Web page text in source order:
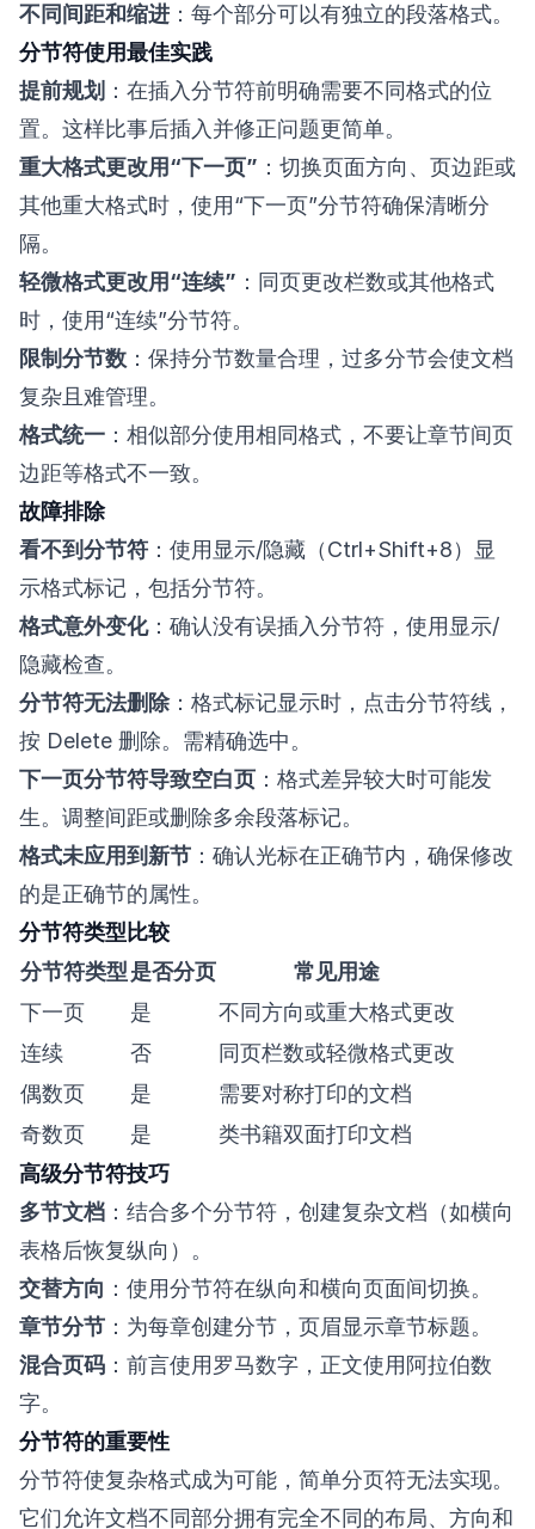
不同间距和缩进 ：每个部分可以有独立的段落格式。
分节符使用最佳实践
提前规划 ：在插入分节符前明确需要不同格式的位
置。这样比事后插入并修正问题更简单。
重大格式更改用“下一页” ：切换页面方向、页边距或
其他重大格式时，使用“下一页”分节符确保清晰分
隔。
轻微格式更改用“连续” ：同页更改栏数或其他格式
时，使用“连续”分节符。
限制分节数 ：保持分节数量合理，过多分节会使文档
复杂且难管理。
格式统一 ：相似部分使用相同格式，不要让章节间页
边距等格式不一致。
故障排除
看不到分节符 ：使用显示/隐藏（Ctrl+Shift+8）显
示格式标记，包括分节符。
格式意外变化：确认没有误插入分节符，使用显示/
隐藏检查。
分节符无法删除：格式标记显示时，点击分节符线，
按 Delete 删除。需精确选中。
下一页分节符导致空白页 ：格式差异较大时可能发
生。调整间距或删除多余段落标记。
格式未应用到新节 ：确认光标在正确节内，确保修改
的是正确节的属性。
分节符类型比较
分节符类型是否分页
常见用途
下一页
是
不同方向或重大格式更改
连续
否
同页栏数或轻微格式更改
偶数页
是
需要对称打印的文档
奇数页
是
类书籍双面打印文档
高级分节符技巧
多节文档 ：结合多个分节符，创建复杂文档（如横向
表格后恢复纵向）。
交替方向 ：使用分节符在纵向和横向页面间切换。
章节分节 ：为每章创建分节，页眉显示章节标题。
混合页码 ：前言使用罗马数字，正文使用阿拉伯数
字。
分节符的重要性
分节符使复杂格式成为可能，简单分页符无法实现。
它们允许文档不同部分拥有完全不同的布局、方向和